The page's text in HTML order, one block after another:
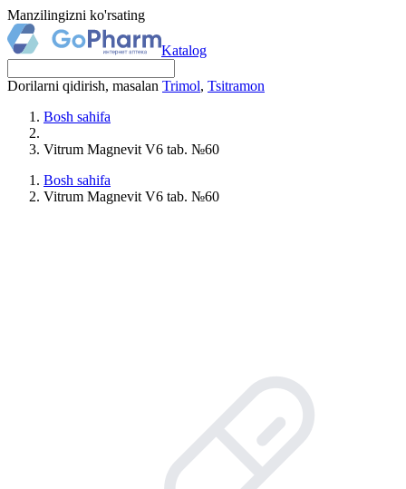
Manzilingizni ko'rsating
Katalog
Dorilarni qidirish, masalan Trimol, Tsitramon
Bosh sahifa
Vitrum Magnevit V6 tab. №60
Bosh sahifa
Vitrum Magnevit V6 tab. №60